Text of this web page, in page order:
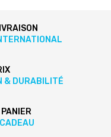
& DURABILITÉ